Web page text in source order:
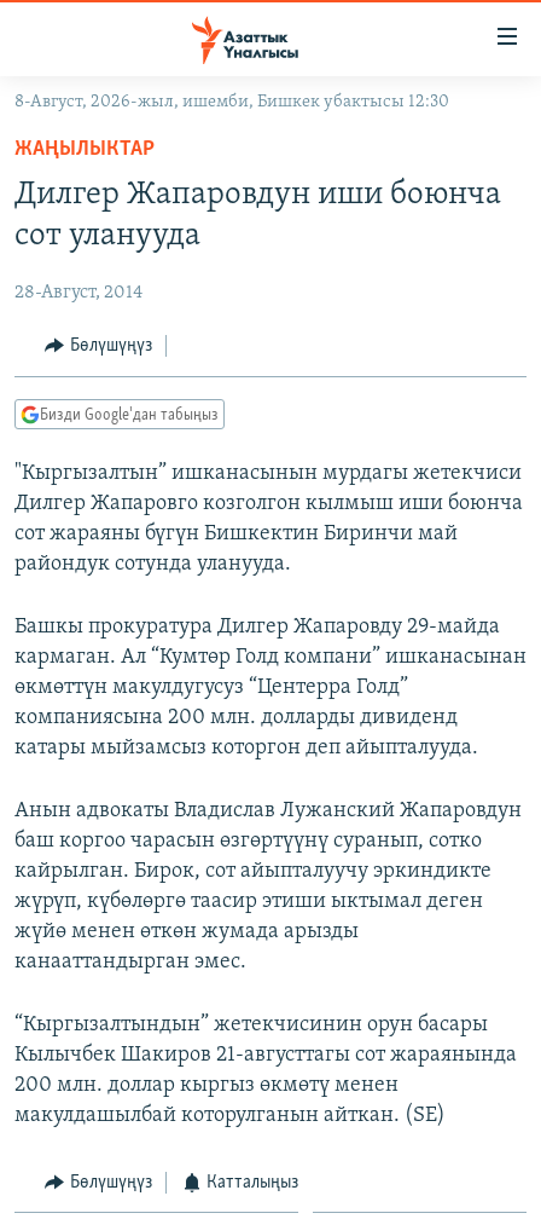
Навигацияга
өтүңүз
Издөөгө
салыңызКЫРГЫЗСТАН
ЭКОНОМИКА
МАДАНИЯТ
ДҮЙНӨ
БОРБОР АЗИЯ
УКРАИНА
АТАЙЫН ИЛИКТӨӨ
ТВ ПРОГРАММАЛАР
ЭКСПЕРТТЕР ТАЛДАЙТ
БИЗ ЖАНА ДҮЙНӨ
ДАНИСТЕ
ЭЖЕ-СИҢДИЛЕР
ЫҢГАЙСЫЗ СУРООЛОР
ӨЗГӨЧӨ ПИКИР
Русский
ОНЛАЙН ШЕРИНЕ
ЭЕ/АРнун бардык сайттары
8-Август, 2026-жыл, ишемби, Бишкек убактысы 12:30
ЖАҢЫЛЫКТАР
Дилгер Жапаровдун иши боюнча
сот уланууда
28-Август, 2014
Бөлүшүңүз
Бизди Google'дан табыңыз
"Кыргызалтын” ишканасынын мурдагы жетекчиси
Дилгер Жапаровго козголгон кылмыш иши боюнча
сот жараяны бүгүн Бишкектин Биринчи май
райондук сотунда уланууда.
Башкы прокуратура Дилгер Жапаровду 29-майда
кармаган. Ал “Кумтөр Голд компани” ишканасынан
өкмөттүн макулдугусуз “Центерра Голд”
компаниясына 200 млн. долларды дивиденд
катары мыйзамсыз которгон деп айыпталууда.
Анын адвокаты Владислав Лужанский Жапаровдун
баш коргоо чарасын өзгөртүүнү суранып, сотко
кайрылган. Бирок, сот айыпталуучу эркиндикте
жүрүп, күбөлөргө таасир этиши ыктымал деген
жүйө менен өткөн жумада арызды
канааттандырган эмес.
“Кыргызалтындын” жетекчисинин орун басары
Кылычбек Шакиров 21-августтагы сот жараянында
200 млн. доллар кыргыз өкмөтү менен
макулдашылбай которулганын айткан. (SE)
Бөлүшүңүз Катталыңыз